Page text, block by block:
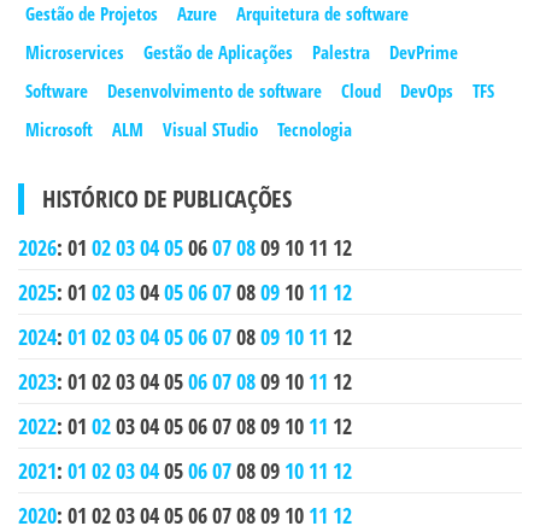
Gestão de Projetos
Azure
Arquitetura de software
Microservices
Gestão de Aplicações Palestra
DevPrime
Software
Desenvolvimento de software Cloud DevOps
TFS
Microsoft
ALM Visual STudio Tecnologia
HISTÓRICO DE PUBLICAÇÕES
2026: 01 0203040506070809 10 11 12
2025: 01 0203040506070809 10 11 12
2024: 01 0203040506070809 10 11 12
2023: 01 0203040506070809 10 11 12
2022: 01 0203040506070809 10 11 12
2021: 01 0203040506070809 10 11 12
2020: 01 0203040506070809 10 11 12